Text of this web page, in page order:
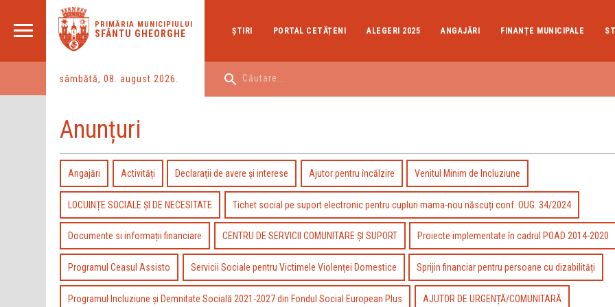
PRIMĂRIA MUNICIPIULUI
SFÂNTU GHEORGHE
sâmbătă, 08. august 2026.
ŞTIRI PORTAL CETĂȚENI ALEGERI 2025 ANGAJĂRI FINANȚE MUNICIPALE
Anunțuri
Angajări Activități Declarații de avere și interese Ajutor pentru încălzire Venitul Minim de Incluziune
LOCUINȚE SOCIALE ȘI DE NECESITATE Tichet social pe suport electronic pentru cupluri mama-nou născuți conf. OUG. 34/2024
Documente si informații financiare CENTRU DE SERVICII COMUNITARE ȘI SUPORT Proiecte implementate în cadrul POAD 2014-2020
Programul Ceasul Assisto Servicii Sociale pentru Victimele Violenței Domestice Sprijin financiar pentru persoane cu dizabilități
Programul Incluziune şi Demnitate Socială 2021-2027 din Fondul Social European Plus AJUTOR DE URGENȚĂ/COMUNITARĂ